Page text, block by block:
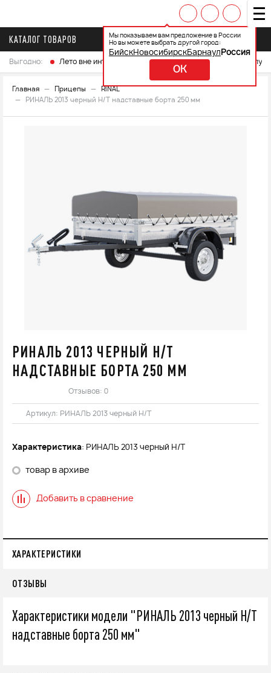
Мы показываем вам предложение в России
Но вы можете выбрать другой город:
БийскНовосибирскБарнаул Россия
OK
КАТАЛОГ ТОВАРОВ
Выгодно: Лето вне интренета Выберите свой мотоцикл и
Главная Прицепы
RINAL
РИНАЛЬ 2013 черный Н/Т надставные борта 250 мм
РИНАЛЬ 2013 ЧЕРНЫЙ Н/Т
НАДСТАВНЫЕ БОРТА 250 ММ
Отзывов: 0
Артикул: РИНАЛЬ 2013 черный Н/Т
Характеристика: РИНАЛЬ 2013 черный Н/Т
товар в архиве
Добавить в сравнение
ХАРАКТЕРИСТИКИ
ОТЗЫВЫ
Характеристики модели "РИНАЛЬ 2013 черный Н/Т
надставные борта 250 мм"